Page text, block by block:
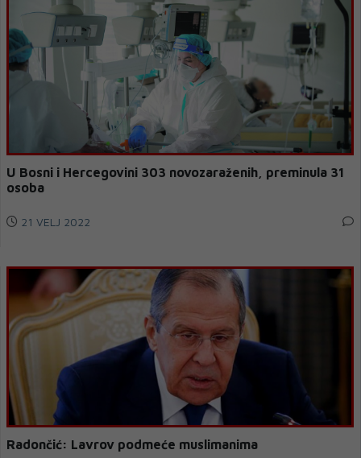
U Bosni i Hercegovini 303 novozaraženih, preminula 31
osoba
21 VELJ 2022
Radončić: Lavrov podmeće muslimanima